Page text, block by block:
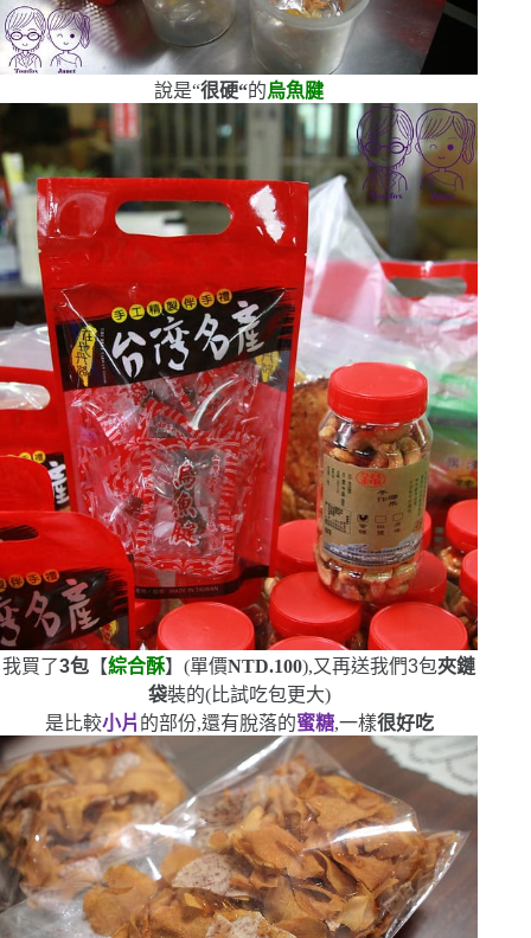
說是“很硬“的烏魚腱
我買了3包 【綜合酥】(單價NTD.100),又再送我們3包夾鏈
袋裝的(比試吃包更大)
是比較小片 的部份,還有脫落的蜜糖,一樣很好吃